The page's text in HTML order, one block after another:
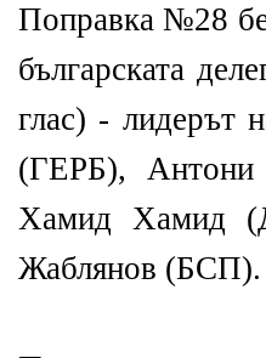
Поправка №28
българската
глас) - лидерът
(ГЕРБ),
Хамид Хамид
Жаблянов (БСП).